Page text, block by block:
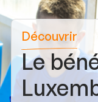
Découvrir
Le